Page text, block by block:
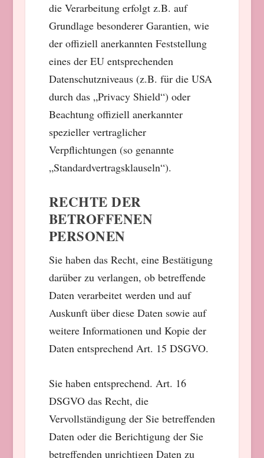
die Verarbeitung erfolgt z.B. auf
Grundlage besonderer Garantien, wie
der offiziell anerkannten Feststellung
eines der EU entsprechenden
Datenschutzniveaus (z.B. für die USA
durch das „Privacy Shield“) oder
Beachtung offiziell anerkannter
spezieller vertraglicher
Verpflichtungen (so genannte
„Standardvertragsklauseln“).
RECHTE DER
BETROFFENEN
PERSONEN
Sie haben das Recht, eine Bestätigung
darüber zu verlangen, ob betreffende
Daten verarbeitet werden und auf
Auskunft über diese Daten sowie auf
weitere Informationen und Kopie der
Daten entsprechend Art. 15 DSGVO.
Sie haben entsprechend. Art. 16
DSGVO das Recht, die
Vervollständigung der Sie betreffenden
Daten oder die Berichtigung der Sie
betreffenden unrichtigen Daten zu